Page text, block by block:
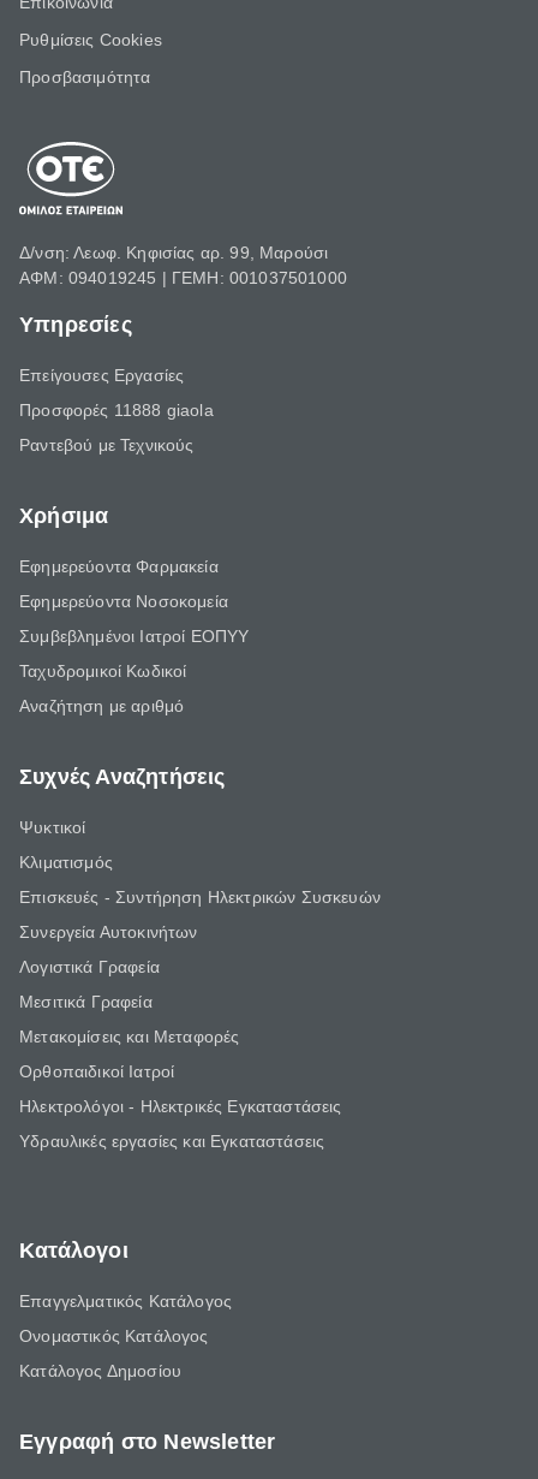
Ρυθμίσεις Cookies
Προσβασιμότητα
Δ/νση: Λεωφ. Κηφισίας αρ. 99, Μαρούσι
ΑΦΜ: 094019245 | ΓΕΜΗ: 001037501000
Υπηρεσίες
Επείγουσες Εργασίες
Προσφορές 11888 giaola
Ραντεβού με Τεχνικούς
Χρήσιμα
Εφημερεύοντα Φαρμακεία
Εφημερεύοντα Νοσοκομεία
Συμβεβλημένοι Ιατροί ΕΟΠΥΥ
Ταχυδρομικοί Κωδικοί
Αναζήτηση με αριθμό
Συχνές Αναζητήσεις
Ψυκτικοί
Κλιματισμός
Επισκευές - Συντήρηση Ηλεκτρικών Συσκευών
Συνεργεία Αυτοκινήτων
Λογιστικά Γραφεία
Μεσιτικά Γραφεία
Μετακομίσεις και Μεταφορές
Ορθοπαιδικοί Ιατροί
Ηλεκτρολόγοι - Ηλεκτρικές Εγκαταστάσεις
Υδραυλικές εργασίες και Εγκαταστάσεις
Κατάλογοι
Επαγγελματικός Κατάλογος
Ονομαστικός Κατάλογος
Κατάλογος Δημοσίου
Εγγραφή στο Newsletter